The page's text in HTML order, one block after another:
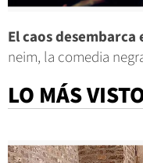
El caos desembarca
neim, la comedia
LO MÁS